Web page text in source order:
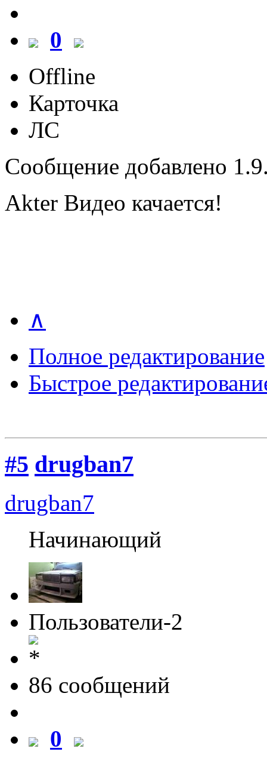
0
Offline
Карточка
ЛС
Сообщение добавлено
Akter Видео качается!
∧
Полное редактирование
Быстрое
#5 drugban7
drugban7
Начинающий
Пользователи-2
86 cообщений
0